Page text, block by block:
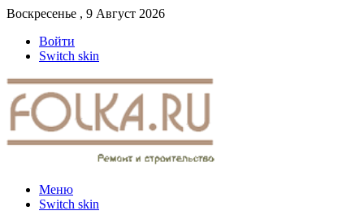
Воскресенье , 9 Август 2026
Войти
Switch skin
Меню
Switch skin